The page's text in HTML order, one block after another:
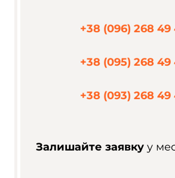
+38 (096) 268 49
+38 (095) 268 49
+38 (093) 268 49
Залишайте заявкуу